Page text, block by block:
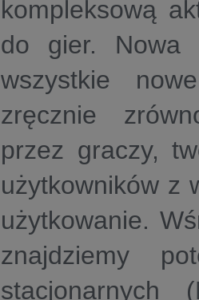
kompleksową
do gier. Nowa
wszystkie
zręcznie
przez graczy,
użytkowników z
użytkowanie.
znajdziemy
stacjonarnych